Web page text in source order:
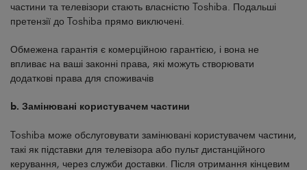
частини та телевізори стають власністю Toshiba. Подальші
претензії до Toshiba прямо виключені.
Обмежена гарантія є комерційною гарантією, і вона не
впливає на ваші законні права, які можуть створювати
додаткові права для споживачів
b. Замінювані користувачем частини
Toshiba може обслуговувати замінювані користувачем частини,
такі як підставки для телевізора або пульт дистанційного
керування, через служби доставки. Після отримання кінцевим